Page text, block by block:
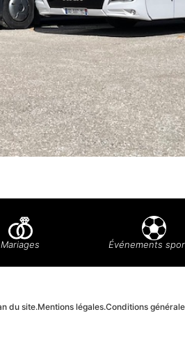
Mariages Événements
du site.Mentions légales.Conditions